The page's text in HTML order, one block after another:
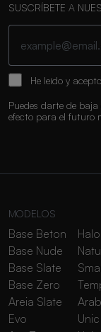
SUSCRÍBETE A
He leído y
Puedes darte de
efecto para el futuro
MODELOS
Base Beton
Base Nude
Base Slate
Base Zero
Areia Slate
Evo